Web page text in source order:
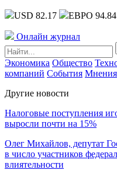
USD 82.17 ЕВРО 94.84
Онлайн журнал
Экономика Общество
компаний События Мнения
Другие новости
Налоговые поступления
выросли почти на 15%
Олег Михайлов, депутат
в число участников
влиятельности